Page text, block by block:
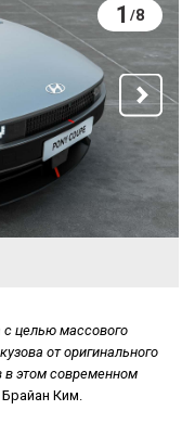
1 /8
целью массового
от оригинального
в этом современном
Ким.